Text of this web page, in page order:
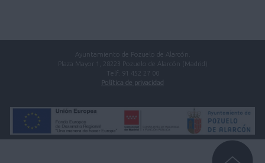
Ayuntamiento de Pozuelo de Alarcón.
Plaza Mayor 1, 28223 Pozuelo de Alarcón (Madrid)
Telf. 91 452 27 00
Política de privacidad